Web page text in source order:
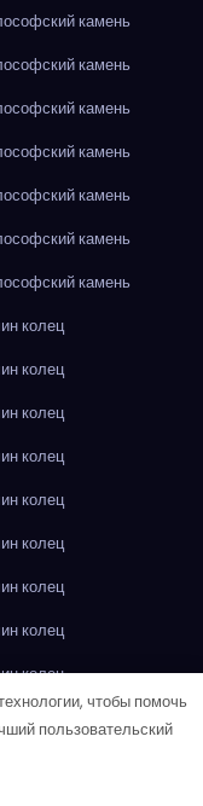
камень
камень
камень
камень
камень
камень
камень
колец
колец
колец
колец
колец
колец
колец
колец
колец
колец
колец
чтобы помочь
пользовательский